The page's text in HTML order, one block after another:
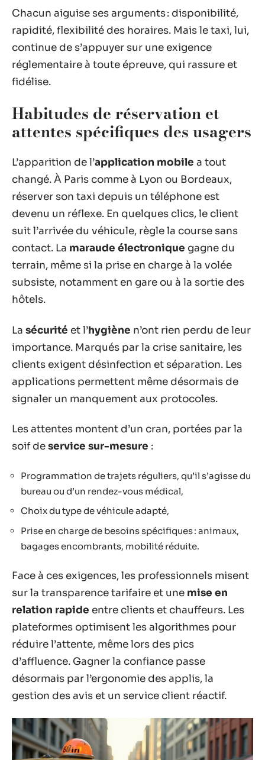
Chacun aiguise ses arguments : disponibilité,
rapidité, flexibilité des horaires. Mais le taxi, lui,
continue de s’appuyer sur une exigence
réglementaire à toute épreuve, qui rassure et
fidélise.
Habitudes de réservation et
attentes spécifiques des usagers
L’apparition de l’application mobile a tout
changé. À Paris comme à Lyon ou Bordeaux,
réserver son taxi depuis un téléphone est
devenu un réflexe. En quelques clics, le client
suit l’arrivée du véhicule, règle la course sans
contact. La maraude électronique gagne du
terrain, même si la prise en charge à la volée
subsiste, notamment en gare ou à la sortie des
hôtels.
La sécurité et l’hygiène n’ont rien perdu de leur
importance. Marqués par la crise sanitaire, les
clients exigent désinfection et séparation. Les
applications permettent même désormais de
signaler un manquement aux protocoles.
Les attentes montent d’un cran, portées par la
soif deservice sur-mesure :
Programmation de trajets réguliers, qu’il s’agisse du
bureau ou d’un rendez-vous médical,
Choix du type de véhicule adapté,
Prise en charge de besoins spécifiques : animaux,
bagages encombrants, mobilité réduite.
Face à ces exigences, les professionnels misent
sur la transparence tarifaire et une mise en
relation rapide entre clients et chauffeurs. Les
plateformes optimisent les algorithmes pour
réduire l’attente, même lors des pics
d’affluence. Gagner la confiance passe
désormais par l’ergonomie des applis, la
gestion des avis et un service client réactif.